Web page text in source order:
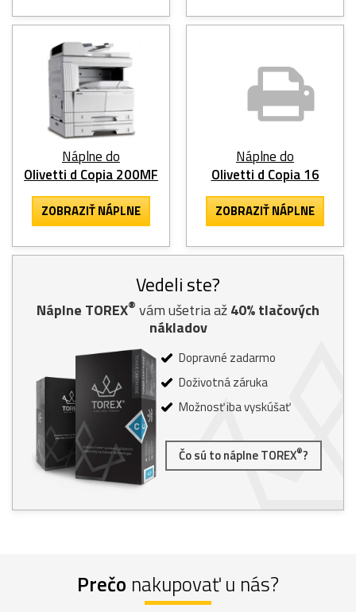
Náplne do
Olivetti d Copia 200MF
ZOBRAZIŤ NÁPLNE
Náplne do
Olivetti d Copia 16
ZOBRAZIŤ NÁPLNE
Vedeli ste?
Náplne TOREX® vám ušetria až40% tlačových
nákladov
Dopravné zadarmo
Doživotná záruka
Možnosť iba vyskúšať
Čo sú to náplne TOREX®?
Prečo nakupovať u nás?